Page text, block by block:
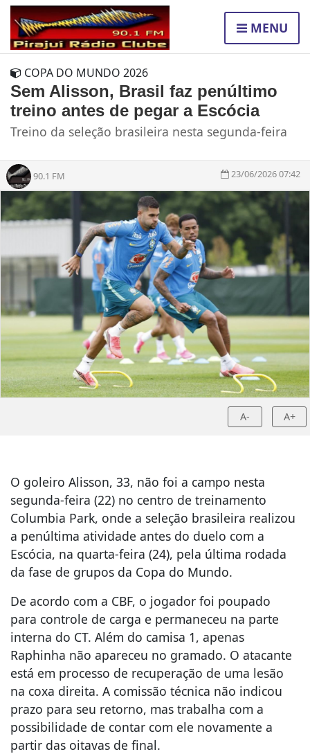
MENU
COPA DO MUNDO 2026
Sem Alisson, Brasil faz penúltimo
treino antes de pegar a Escócia
Treino da seleção brasileira nesta segunda-feira
90.1 FM 23/06/2026 07:42
A- A+
O goleiro Alisson, 33, não foi a campo nesta
segunda-feira (22) no centro de treinamento
Columbia Park, onde a seleção brasileira realizou
a penúltima atividade antes do duelo com a
Escócia, na quarta-feira (24), pela última rodada
da fase de grupos da Copa do Mundo.
De acordo com a CBF, o jogador foi poupado
para controle de carga e permaneceu na parte
interna do CT. Além do camisa 1, apenas
Raphinha não apareceu no gramado. O atacante
está em processo de recuperação de uma lesão
na coxa direita. A comissão técnica não indicou
prazo para seu retorno, mas trabalha com a
possibilidade de contar com ele novamente a
partir das oitavas de final.